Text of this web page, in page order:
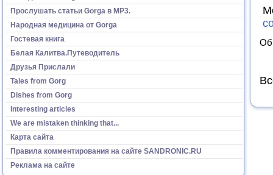
Прослушать статьи Gorga в МР3.
Народная медицина от Gorga
Гостевая книга
Белая Калитва.Путеводитель
Друзья Прислали
Tales from Gorg
Dishes from Gorg
Interesting articles
We are mistaken thinking that...
Карта сайта
Правила комментирования на сайте SANDRONIC.RU
Реклама на сайте